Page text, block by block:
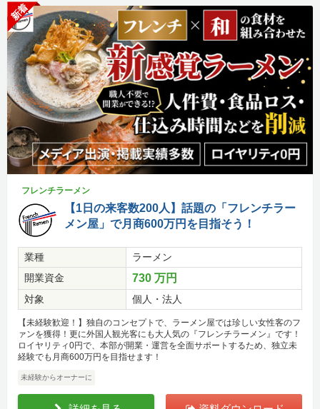
新着
フレンチラーメン
【1日の来客数200人】話題の「フレンチラー
メン屋」で月商600万円を目指そう！
業種
ラーメン
開業資金
730 万円
対象 個人・法人
【未経験歓迎！】独自のコンセプトで、ラーメン屋では珍しい女性客のフ
ァンを獲得！更に外国人観光客にも大人気の『フレンチラーメン』です！
ロイヤリティ0円で、本部が開業・運営を全面サポートするため、独立未
経験でも月商600万円を目指せます！
未経験からオーナーに